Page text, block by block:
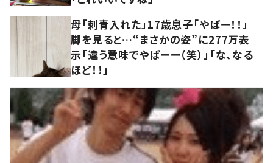
母「刺青入れた」17歳息子「やばー！！」
脚を見ると…“まさかの姿”に277万表
示「違う意味でやばーー（笑）」「な、なる
ほど！！」